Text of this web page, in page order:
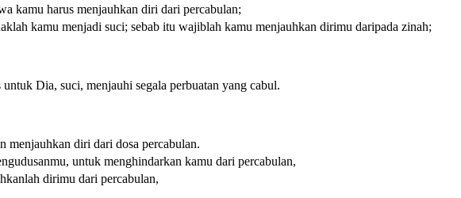
kamu harus menjauhkan diri dari percabulan;
kamu menjadi suci; sebab itu wajiblah kamu menjauhkan dirimu daripada zinah;
Dia, suci, menjauhi segala perbuatan yang cabul.
menjauhkan diri dari dosa percabulan.
untuk menghindarkan kamu dari percabulan,
dirimu dari percabulan,